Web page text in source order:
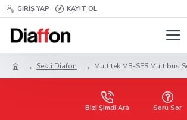
GIRIŞ YAP KAYIT OL
Sesli Diafon Multitek MB-SES Multibus
Bizi Şimdi Ara Soru Sor